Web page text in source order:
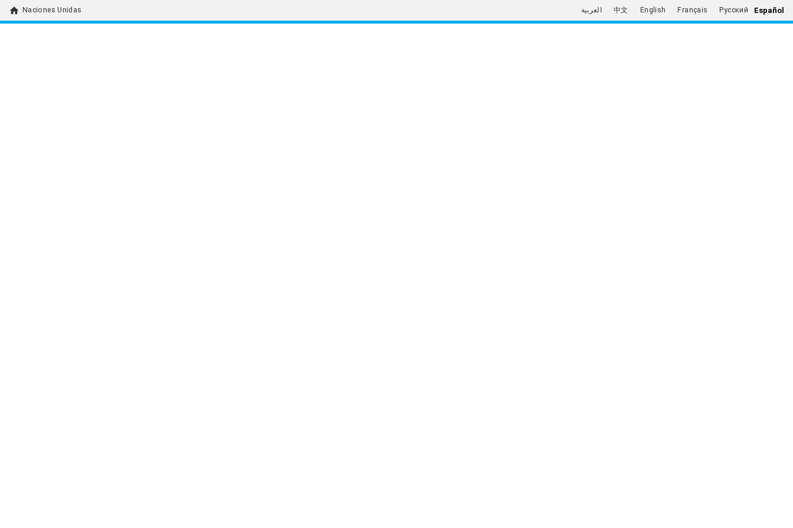
home Naciones Unidas العربية 中文 English Français Русский Español